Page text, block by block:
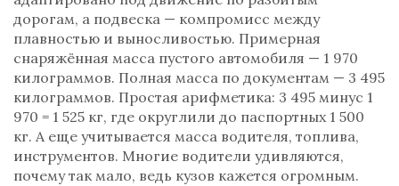
дорогам, а подвеска — компромисс между
плавностью и выносливостью. Примерная
снаряжённая масса пустого автомобиля — 1 970
килограммов. Полная масса по документам — 3 495
килограммов. Простая арифметика: 3 495 минус 1
970 = 1 525 кг, где округлили до паспортных 1 500
кг. А еще учитывается масса водителя, топлива,
инструментов. Многие водители удивляются,
почему так мало, ведь кузов кажется огромным.